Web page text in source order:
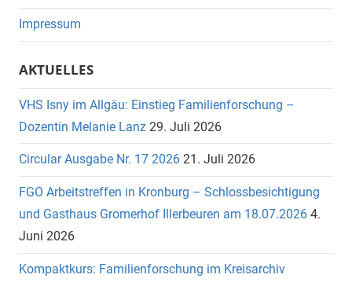
Impressum
AKTUELLES
VHS Isny im Allgäu: Einstieg Familienforschung –
Dozentin Melanie Lanz 29. Juli 2026
Circular Ausgabe Nr. 17 2026 21. Juli 2026
FGO Arbeitstreffen in Kronburg – Schlossbesichtigung
und Gasthaus Gromerhof Illerbeuren am 18.07.2026 4.
Juni 2026
Kompaktkurs: Familienforschung im Kreisarchiv